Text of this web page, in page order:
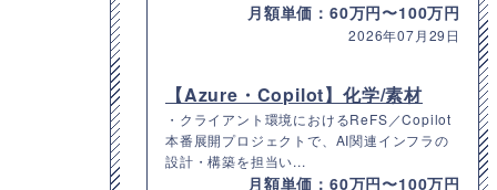
月額単価：60万円〜100万円
2026年07月29日
【Azure・Copilot】化学/素材
・クライアント環境におけるReFS／Copilot
本番展開プロジェクトで、AI関連インフラの
設計・構築を担当い...
月額単価：60万円〜100万円